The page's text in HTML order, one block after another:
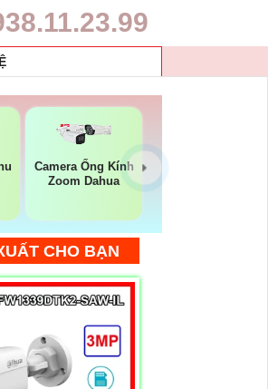
Camera Ống Kính
Zoom Dahua
CHO BẠN